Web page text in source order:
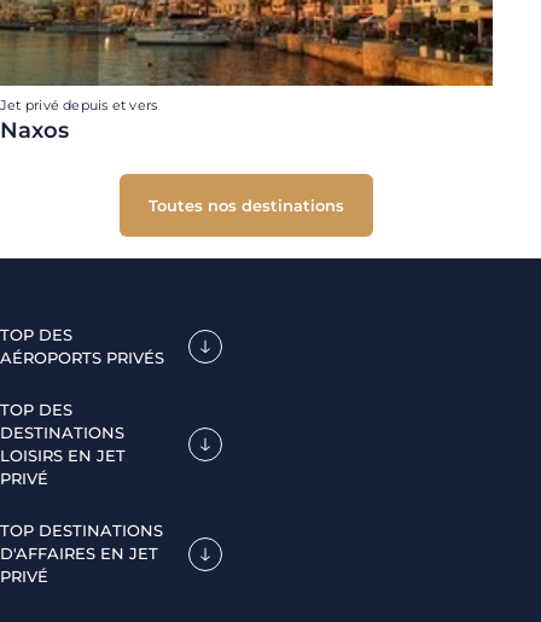
Jet privé depuis et vers
Naxos
Toutes nos destinations
TOP DES
AÉROPORTS PRIVÉS
TOP DES
DESTINATIONS
LOISIRS EN JET
PRIVÉ
TOP DESTINATIONS
D'AFFAIRES EN JET
PRIVÉ